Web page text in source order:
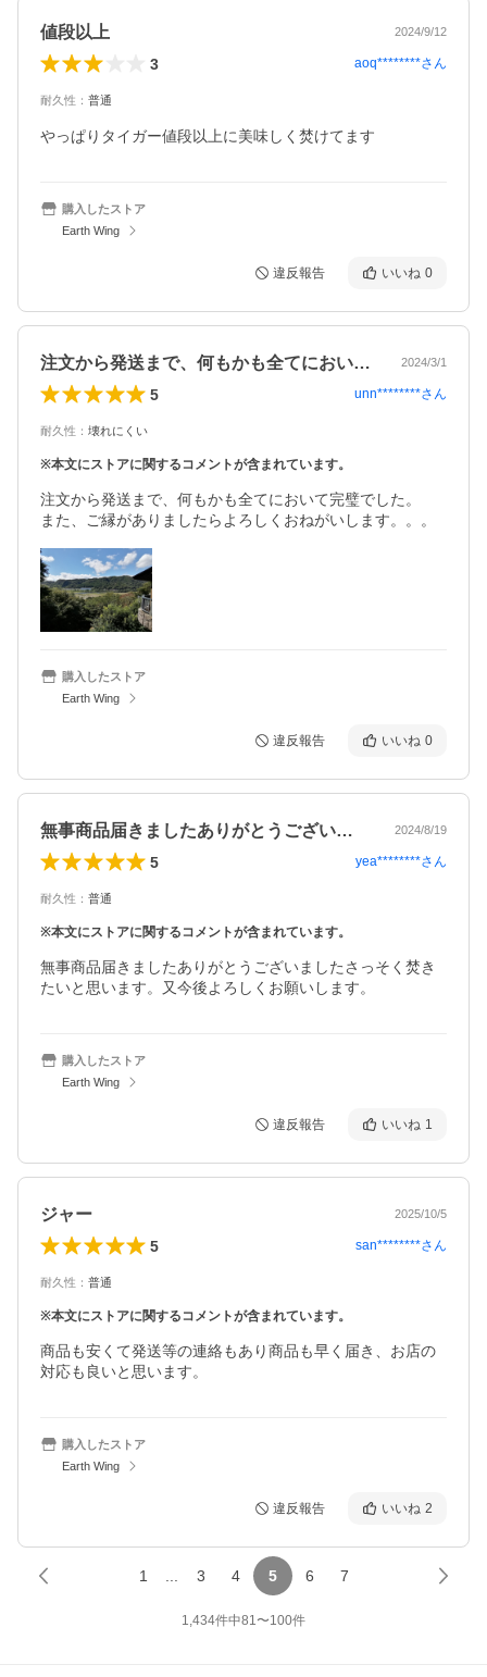
値段以上 2024/9/12
3 aoq********さん
耐久性 ： 普通
やっぱりタイガー値段以上に美味しく焚けてます
購入したストア
Earth Wing
違反報告 いいね 0
注文から発送まで、何もかも全てにおいて… 2024/3/1
5 unn********さん
耐久性 ： 壊れにくい
※本文にストアに関するコメントが含まれています。
注文から発送まで、何もかも全てにおいて完璧でした。
また、ご縁がありましたらよろしくおねがいします。。。
購入したストア
Earth Wing
違反報告 いいね 0
無事商品届きましたありがとうございまし… 2024/8/19
5 yea********さん
耐久性 ： 普通
※本文にストアに関するコメントが含まれています。
無事商品届きましたありがとうございましたさっそく焚き
たいと思います。又今後よろしくお願いします。
購入したストア
Earth Wing
違反報告 いいね 1
ジャー 2025/10/5
5 san********さん
耐久性 ： 普通
※本文にストアに関するコメントが含まれています。
商品も安くて発送等の連絡もあり商品も早く届き、お店の
対応も良いと思います。
購入したストア
Earth Wing
違反報告 いいね 2
1 3 4 5 6 7
1,434件中81〜100件